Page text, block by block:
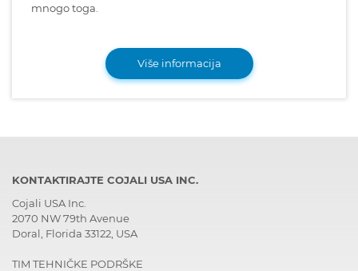
mnogo toga.
Više informacija
KONTAKTIRAJTE COJALI USA INC.
Cojali USA Inc.
2070 NW 79th Avenue
Doral, Florida 33122, USA
TIM TEHNIČKE PODRŠKE